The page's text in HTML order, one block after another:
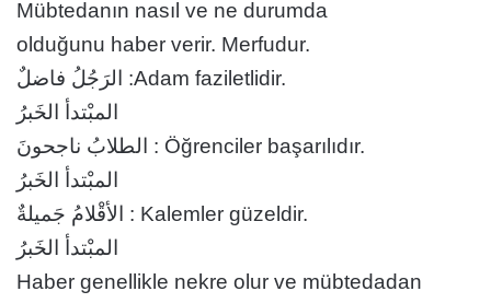
Mübtedanın nasıl ve ne durumda
olduğunu haber verir. Merfudur.
الرَجُلُ فاضلٌ :Adam faziletlidir.
المبْتدأ الخَبرُ
الطلابُ ناجحونَ : Öğrenciler başarılıdır.
المبْتدأ الخَبرُ
الأقْلامُ جَميلةٌ : Kalemler güzeldir.
المبْتدأ الخَبرُ
Haber genellikle nekre olur ve mübtedadan